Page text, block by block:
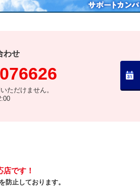
わせ
ただけません。
です！
防止しております。